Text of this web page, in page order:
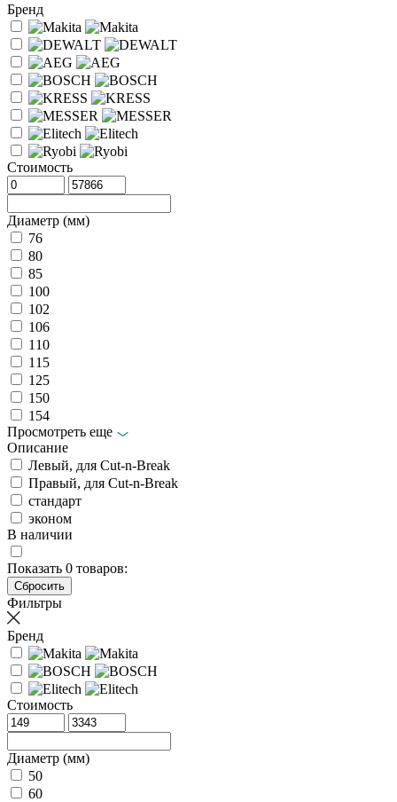
Бренд
Стоимость
Диаметр (мм)
76
80
85
100
102
106
110
115
125
150
154
Просмотреть еще
Описание
Левый, для Cut-n-Break
Правый, для Cut-n-Break
стандарт
эконом
В наличии
Показать 0 товаров:
Фильтры
Бренд
Стоимость
Диаметр (мм)
50
60